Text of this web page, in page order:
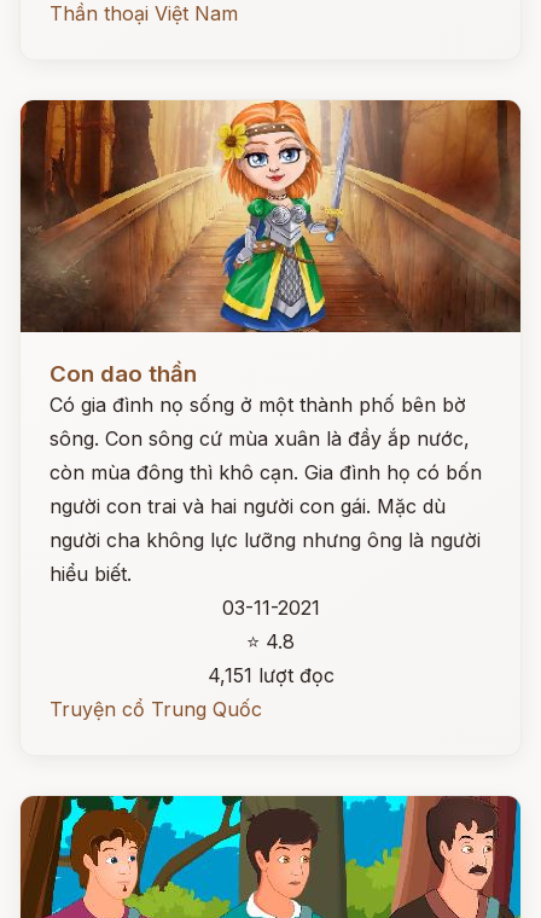
Thần thoại Việt Nam
Con dao thần
Có gia đình nọ sống ở một thành phố bên bờ
sông. Con sông cứ mùa xuân là đầy ắp nước,
còn mùa đông thì khô cạn. Gia đình họ có bốn
người con trai và hai người con gái. Mặc dù
người cha không lực lưỡng nhưng ông là người
hiểu biết.
03-11-2021
⭐ 4.8
4,151 lượt đọc
Truyện cổ Trung Quốc